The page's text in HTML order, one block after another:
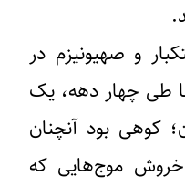
و صهیونیزم در
طی چهار دهه، یک
کوهی بود آنچنان
موج‌هایی که